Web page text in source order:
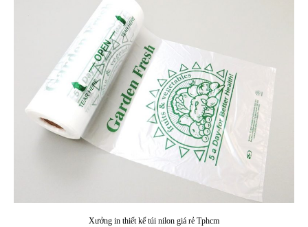
Xưởng in thiết kế túi nilon giá rẻ Tphcm